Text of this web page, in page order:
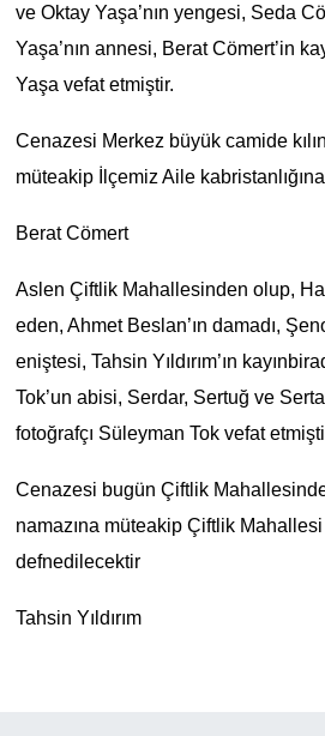
ve Oktay Yaşa’nın yengesi, Seda
Yaşa’nın annesi, Berat Cömert’in
Yaşa vefat etmiştir.
Cenazesi Merkez büyük camide
müteakip İlçemiz Aile
Berat Cömert
Aslen Çiftlik Mahallesinden olup,
eden, Ahmet Beslan’ın damadı,
eniştesi, Tahsin Yıldırım’ın
Tok’un abisi, Serdar, Sertuğ ve
fotoğrafçı Süleyman Tok vefat
Cenazesi bugün Çiftlik
namazına müteakip Çiftlik Mahallesi
defnedilecektir
Tahsin Yıldırım